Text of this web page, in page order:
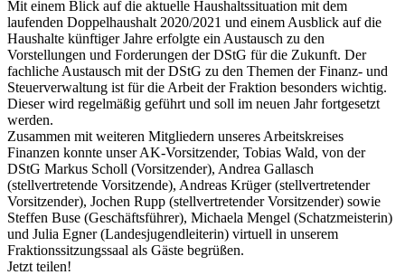
Mit einem Blick auf die aktuelle Haushaltssituation mit dem
laufenden Doppelhaushalt 2020/2021 und einem Ausblick auf die
Haushalte künftiger Jahre erfolgte ein Austausch zu den
Vorstellungen und Forderungen der DStG für die Zukunft. Der
fachliche Austausch mit der DStG zu den Themen der Finanz- und
Steuerverwaltung ist für die Arbeit der Fraktion besonders wichtig.
Dieser wird regelmäßig geführt und soll im neuen Jahr fortgesetzt
werden.
Zusammen mit weiteren Mitgliedern unseres Arbeitskreises
Finanzen konnte unser AK-Vorsitzender, Tobias Wald, von der
DStG Markus Scholl (Vorsitzender), Andrea Gallasch
(stellvertretende Vorsitzende), Andreas Krüger (stellvertretender
Vorsitzender), Jochen Rupp (stellvertretender Vorsitzender) sowie
Steffen Buse (Geschäftsführer), Michaela Mengel (Schatzmeisterin)
und Julia Egner (Landesjugendleiterin) virtuell in unserem
Fraktionssitzungssaal als Gäste begrüßen.
Jetzt teilen!